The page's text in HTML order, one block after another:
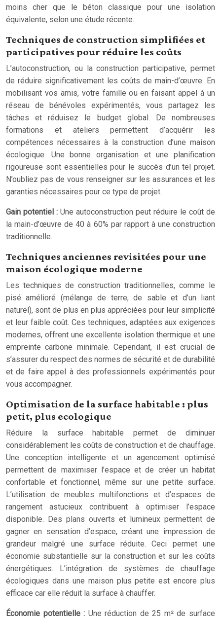
moins cher que le béton classique pour une isolation
équivalente, selon une étude récente.
Techniques de construction simplifiées et
participatives pour réduire les coûts
L’autoconstruction, ou la construction participative, permet
de réduire significativement les coûts de main-d’œuvre. En
mobilisant vos amis, votre famille ou en faisant appel à un
réseau de bénévoles expérimentés, vous partagez les
tâches et réduisez le budget global. De nombreuses
formations et ateliers permettent d’acquérir les
compétences nécessaires à la construction d’une maison
écologique. Une bonne organisation et une planification
rigoureuse sont essentielles pour le succès d’un tel projet.
N’oubliez pas de vous renseigner sur les assurances et les
garanties nécessaires pour ce type de projet.
Gain potentiel : Une autoconstruction peut réduire le coût de
la main-d’œuvre de 40 à 60% par rapport à une construction
traditionnelle.
Techniques anciennes revisitées pour une
maison écologique moderne
Les techniques de construction traditionnelles, comme le
pisé amélioré (mélange de terre, de sable et d’un liant
naturel), sont de plus en plus appréciées pour leur simplicité
et leur faible coût. Ces techniques, adaptées aux exigences
modernes, offrent une excellente isolation thermique et une
empreinte carbone minimale. Cependant, il est crucial de
s’assurer du respect des normes de sécurité et de durabilité
et de faire appel à des professionnels expérimentés pour
vous accompagner.
Optimisation de la surface habitable : plus
petit, plus ecologique
Réduire la surface habitable permet de diminuer
considérablement les coûts de construction et de chauffage.
Une conception intelligente et un agencement optimisé
permettent de maximiser l’espace et de créer un habitat
confortable et fonctionnel, même sur une petite surface.
L’utilisation de meubles multifonctions et d’espaces de
rangement astucieux contribuent à optimiser l’espace
disponible. Des plans ouverts et lumineux permettent de
gagner en sensation d’espace, créant une impression de
grandeur malgré une surface réduite. Ceci permet une
économie substantielle sur la construction et sur les coûts
énergétiques. L’intégration de systèmes de chauffage
écologiques dans une maison plus petite est encore plus
efficace car elle réduit la surface à chauffer.
Économie potentielle : Une réduction de 25 m² de surface